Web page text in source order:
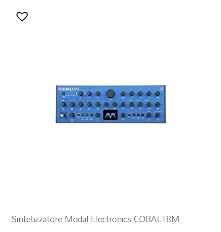
Sintetizzatore Modal Electronics COBALT8M